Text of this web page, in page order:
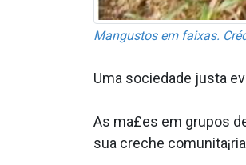
Mangustos em faixas.
Uma sociedade justa
As ma£es em grupos
sua creche